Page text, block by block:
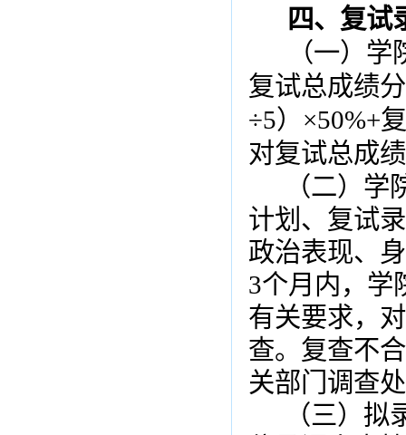
四、复试
（一）
复试总成绩
÷5）×50%+
对复试总成
（二）
计划、复试
政治表现、
3个月内，学
有关要求，
查。复查不
关部门调查
（三）